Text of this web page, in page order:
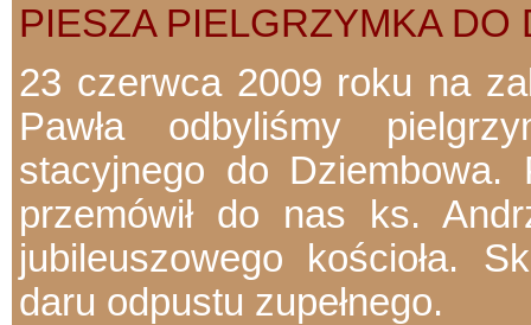
PIESZA PIELGRZYMKA DO
23 czerwca 2009 roku na
Pawła odbyliśmy
stacyjnego do Dziembowa.
przemówił do nas ks.
jubileuszowego kościoła.
daru odpustu zupełnego.